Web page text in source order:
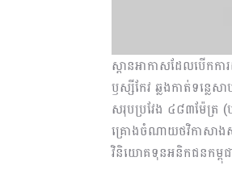
ស្ពានអាកាសដែលបើកក
ឫស្សីកែវ ឆ្លងកាត់ទន្លេ
សរុបប្រវែង ៤៨៣ម៉ែត្រ
គ្រោងចំណាយថវិកាសាង
វិនិយោគទុនអនិកជនកម្ពុ